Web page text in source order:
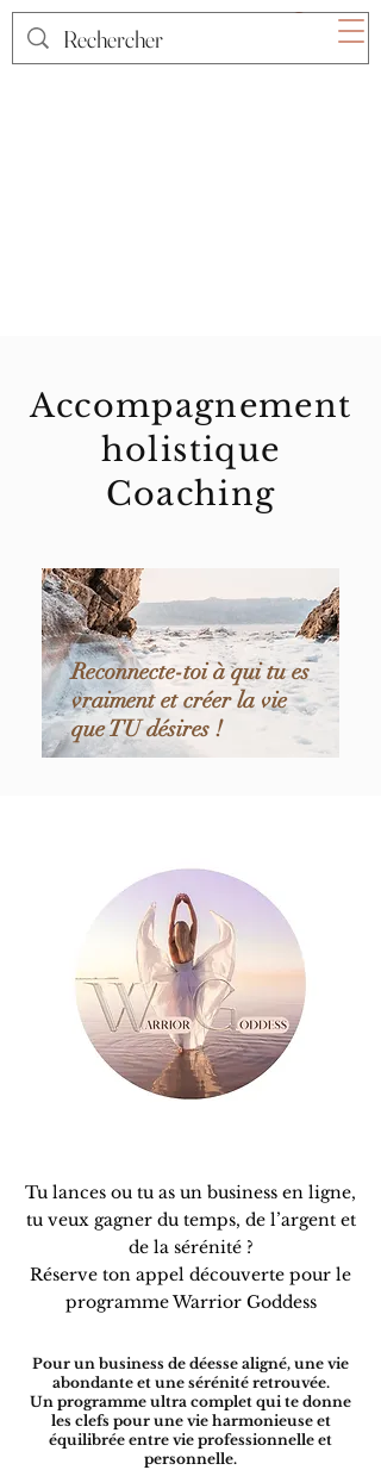
Accompagnement
holistique
Coaching
Reconnecte-toi à qui tu es
vraiment et créer la vie
que TU désires !
Tu lances ou tu as un business en ligne,
tu veux gagner du temps, de l’argent et
de la sérénité ?
Réserve ton appel découverte pour le
programme Warrior Goddess
Pour un business de déesse aligné, une vie
abondante et une sérénité retrouvée.
Un programme ultra complet qui te donne
les clefs pour une vie harmonieuse et
équilibrée entre vie professionnelle et
personnelle.